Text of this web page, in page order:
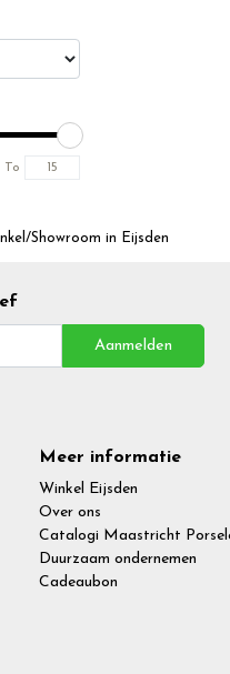
To
Showroom in Eijsden
Aanmelden
Meer informatie
Winkel Eijsden
Over ons
Catalogi Maastricht
Duurzaam ondernemen
Cadeaubon